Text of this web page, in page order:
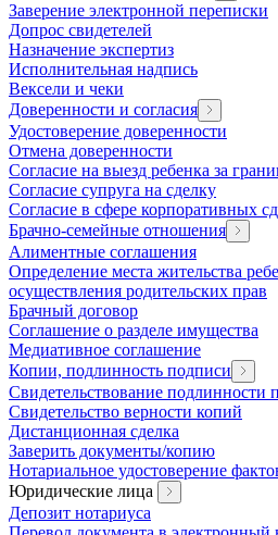
Заверение электронной переписки
Допрос свидетелей
Назначение экспертиз
Исполнительная надпись
Вексели и чеки
Доверенности и согласия
Удостоверение доверенности
Отмена доверенности
Согласие на выезд ребенка за
Согласие супруга на сделку
Согласие в сфере корпоративных
Брачно-семейные отношения
Алиментные соглашения
Определение места жительства
осуществления родительских прав
Брачный договор
Соглашение о разделе имущества
Медиативное соглашение
Копии, подлинность подписи
Свидетельствование подлинности
Свидетельство верности копий
Дистанционная сделка
Заверить документы/копию
Нотариальное удостоверение
Юридические лица
Депозит нотариуса